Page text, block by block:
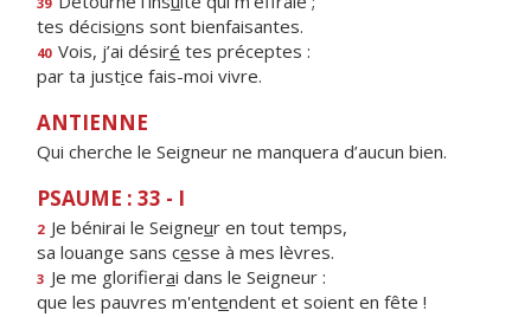
tes décisions sont bienfaisantes.
40 Vois, j’ai désiré tes préceptes :
par ta justice fais-moi vivre.
ANTIENNE
Qui cherche le Seigneur ne manquera d’aucun bien.
PSAUME : 33 - I
2 Je bénirai le Seigneur en tout temps,
sa louange sans cesse à mes lèvres.
3 Je me glorifierai dans le Seigneur :
que les pauvres m'entendent et soient en fête !